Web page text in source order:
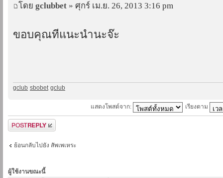
โดย gclubbet » ศุกร์ เม.ย. 26, 2013 3:16 pm
ขอบคุณที่แนะนำนะจ๊ะ
gclub sbobet- gclub
แสดงโพสต์จาก: เรียงตาม
ตอบกระทู้
ย้อนกลับไปยัง สัพเพเหระ
ผู้ใช้งานขณะนี้